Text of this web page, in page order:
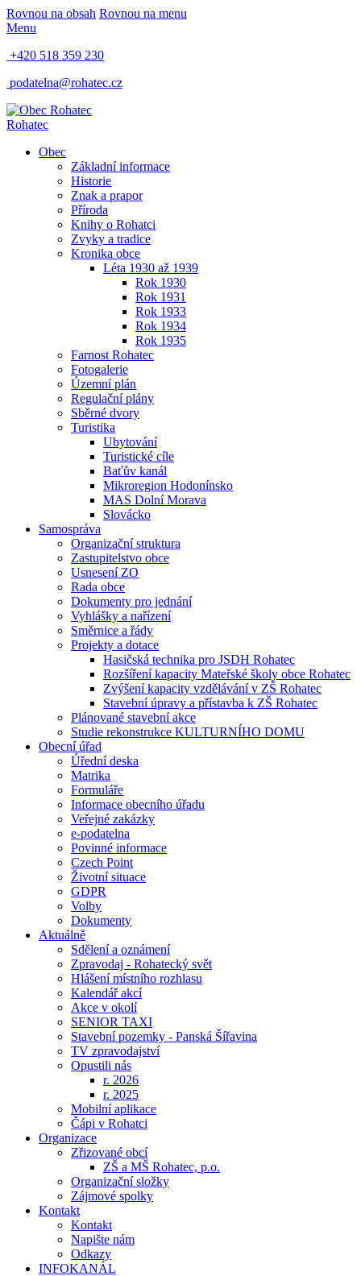
Rovnou na obsah Rovnou na menu
Menu
+420 518 359 230
podatelna@rohatec.cz
Rohatec
Obec
Základní informace
Historie
Znak a prapor
Příroda
Knihy o Rohatci
Zvyky a tradice
Kronika obce
Léta 1930 až 1939
Rok 1930
Rok 1931
Rok 1933
Rok 1934
Rok 1935
Farnost Rohatec
Fotogalerie
Územní plán
Regulační plány
Sběrné dvory
Turistika
Ubytování
Turistické cíle
Baťův kanál
Mikroregion Hodonínsko
MAS Dolní Morava
Slovácko
Samospráva
Organizační struktura
Zastupitelstvo obce
Usnesení ZO
Rada obce
Dokumenty pro jednání
Vyhlášky a nařízení
Směrnice a řády
Projekty a dotace
Hasičská technika pro JSDH Rohatec
Rozšíření kapacity Mateřské školy obce Rohatec
Zvýšení kapacity vzdělávání v ZŠ Rohatec
Stavební úpravy a přístavba k ZŠ Rohatec
Plánované stavební akce
Studie rekonstrukce KULTURNÍHO DOMU
Obecní úřad
Úřední deska
Matrika
Formuláře
Informace obecního úřadu
Veřejné zakázky
e-podatelna
Povinné informace
Czech Point
Životní situace
GDPR
Volby
Dokumenty
Aktuálně
Sdělení a oznámení
Zpravodaj - Rohatecký svět
Hlášení místního rozhlasu
Kalendář akcí
Akce v okolí
SENIOR TAXI
Stavební pozemky - Panská Šířavina
TV zpravodajství
Opustili nás
r. 2026
r. 2025
Mobilní aplikace
Čápi v Rohatci
Organizace
Zřizované obcí
ZŠ a MŠ Rohatec, p.o.
Organizační složky
Zájmové spolky
Kontakt
Kontakt
Napište nám
Odkazy
INFOKANÁL